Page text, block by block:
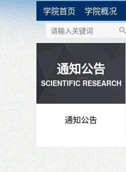
学院首页 学院概况
通知公告
SCIENTIFIC RESEARCH
通知公告